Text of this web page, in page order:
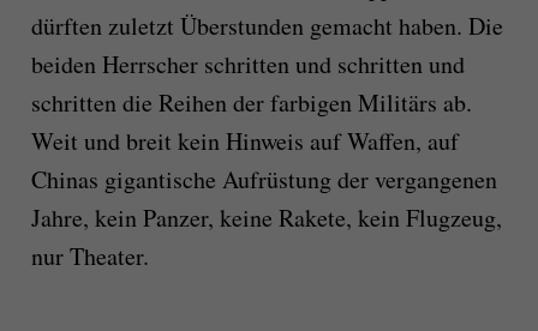
dürften zuletzt Überstunden gemacht haben. Die
beiden Herrscher schritten und schritten und
schritten die Reihen der farbigen Militärs ab.
Weit und breit kein Hinweis auf Waffen, auf
Chinas gigantische Aufrüstung der vergangenen
Jahre, kein Panzer, keine Rakete, kein Flugzeug,
nur Theater.